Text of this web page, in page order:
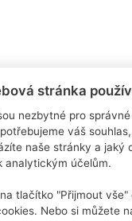
Informace
Online
Nákupní řád
Zásady o
stránka
nezbytné pro
váš
naše stránky a jaký
analytickým účelům.
tlačítko "Přijmout
Nebo si můžete